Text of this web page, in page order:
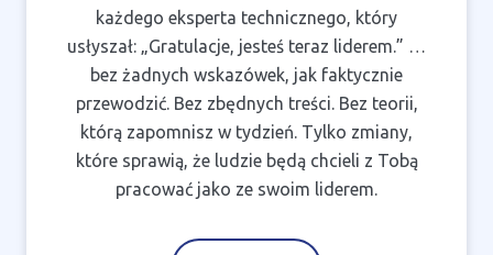
każdego eksperta technicznego, który
usłyszał: „Gratulacje, jesteś teraz liderem.” …
bez żadnych wskazówek, jak faktycznie
przewodzić. Bez zbędnych treści. Bez teorii,
którą zapomnisz w tydzień. Tylko zmiany,
które sprawią, że ludzie będą chcieli z Tobą
pracować jako ze swoim liderem.